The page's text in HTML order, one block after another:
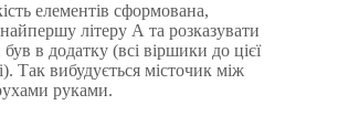
елементів сформована,
літеру А та розказувати
в додатку (всі віршики до цієї
Так вибудується місточик між
руками.